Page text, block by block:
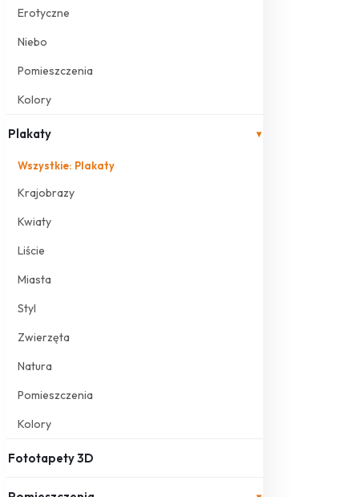
Erotyczne
Niebo
Pomieszczenia
Kolory
Plakaty ▾
Wszystkie: Plakaty
Krajobrazy
Kwiaty
Liście
Miasta
Styl
Zwierzęta
Natura
Pomieszczenia
Kolory
Fototapety 3D